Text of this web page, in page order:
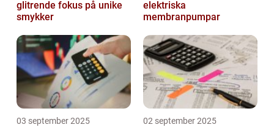
glitrende fokus på unike
smykker
elektriska
membranpumpar
03 september 2025 02 september 2025